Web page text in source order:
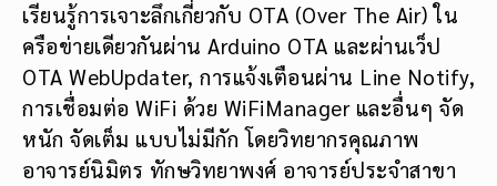
เรียนรู้การเจาะลึกเกี่ยวกับ OTA (Over The Air) ใน
ครือข่ายเดียวกันผ่าน Arduino OTA และผ่านเว็ป
OTA WebUpdater, การแจ้งเตือนผ่าน Line Notify,
การเชื่อมต่อ WiFi ด้วย WiFiManager และอื่นๆ จัด
หนัก จัดเต็ม แบบไม่มีกัก โดยวิทยากรคุณภาพ
อาจารย์นิมิตร ทักษวิทยาพงศ์ อาจารย์ประจำสาขา